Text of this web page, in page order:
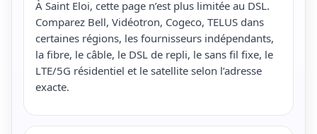
À Saint Eloi, cette page n’est plus limitée au DSL.
Comparez Bell, Vidéotron, Cogeco, TELUS dans
certaines régions, les fournisseurs indépendants,
la fibre, le câble, le DSL de repli, le sans fil fixe, le
LTE/5G résidentiel et le satellite selon l’adresse
exacte.